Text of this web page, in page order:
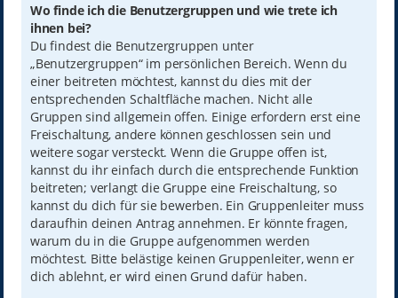
Wo finde ich die Benutzergruppen und wie trete ich
ihnen bei?
Du findest die Benutzergruppen unter
„Benutzergruppen“ im persönlichen Bereich. Wenn du
einer beitreten möchtest, kannst du dies mit der
entsprechenden Schaltfläche machen. Nicht alle
Gruppen sind allgemein offen. Einige erfordern erst eine
Freischaltung, andere können geschlossen sein und
weitere sogar versteckt. Wenn die Gruppe offen ist,
kannst du ihr einfach durch die entsprechende Funktion
beitreten; verlangt die Gruppe eine Freischaltung, so
kannst du dich für sie bewerben. Ein Gruppenleiter muss
daraufhin deinen Antrag annehmen. Er könnte fragen,
warum du in die Gruppe aufgenommen werden
möchtest. Bitte belästige keinen Gruppenleiter, wenn er
dich ablehnt, er wird einen Grund dafür haben.